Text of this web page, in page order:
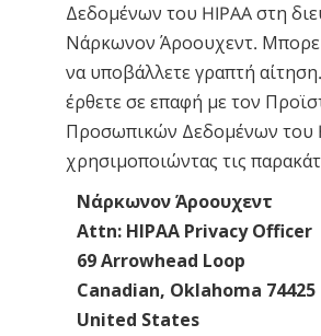
Δεδομένων του HIPAA στη
Νάρκωνον Άροουχεντ.
να υποβάλλετε γραπτή
έρθετε σε επαφή με τον
Προσωπικών Δεδομένων του
χρησιμοποιώντας τις
Νάρκωνον Άροουχεντ
Attn: HIPAA Privacy Officer
69 Arrowhead Loop
Canadian, Oklahoma 74425
United States